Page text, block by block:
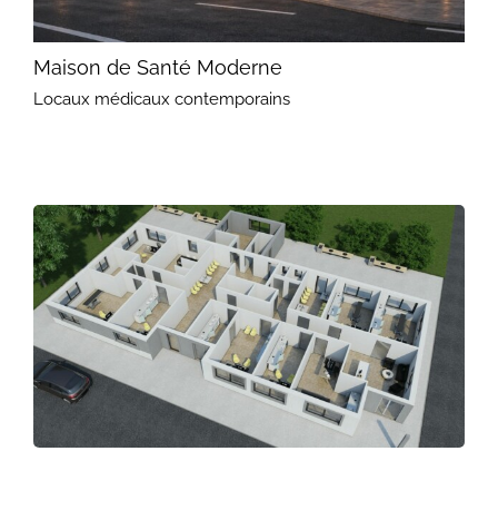
Maison de Santé Moderne
Locaux médicaux contemporains